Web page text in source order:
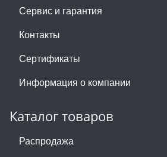
Сервис и гарантия
Контакты
Сертификаты
Информация о компании
Каталог товаров
Распродажа